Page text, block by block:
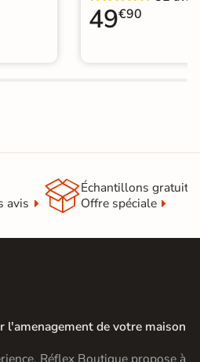
design|
grand format et XXL
49€90
avis
Échantillons gratuit
Offre spéciale
l'amenagement de votre maison